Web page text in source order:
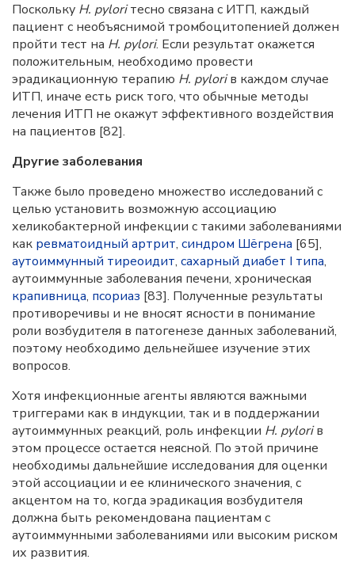
Поскольку H. pyloriтесно связана с ИТП, каждый
пациент с необъяснимой тромбоцитопенией должен
пройти тест на H. pylori. Если результат окажется
положительным, необходимо провести
эрадикационную терапию H. pyloriв каждом случае
ИТП, иначе есть риск того, что обычные методы
лечения ИТП не окажут эффективного воздействия
на пациентов [82].
Другие заболевания
Также было проведено множество исследований с
целью установить возможную ассоциацию
хеликобактерной инфекции с такими заболеваниями
как ревматоидный артрит, синдром Шёгрена [65],
аутоиммунный тиреоидит, сахарный диабет I типа,
аутоиммунные заболевания печени, хроническая
крапивница, псориаз [83]. Полученные результаты
противоречивы и не вносят ясности в понимание
роли возбудителя в патогенезе данных заболеваний,
поэтому необходимо дельнейшее изучение этих
вопросов.
Хотя инфекционные агенты являются важными
триггерами как в индукции, так и в поддержании
аутоиммунных реакций, роль инфекции H. pyloriв
этом процессе остается неясной. По этой причине
необходимы дальнейшие исследования для оценки
этой ассоциации и ее клинического значения, с
акцентом на то, когда эрадикация возбудителя
должна быть рекомендована пациентам с
аутоиммунными заболеваниями или высоким риском
их развития.